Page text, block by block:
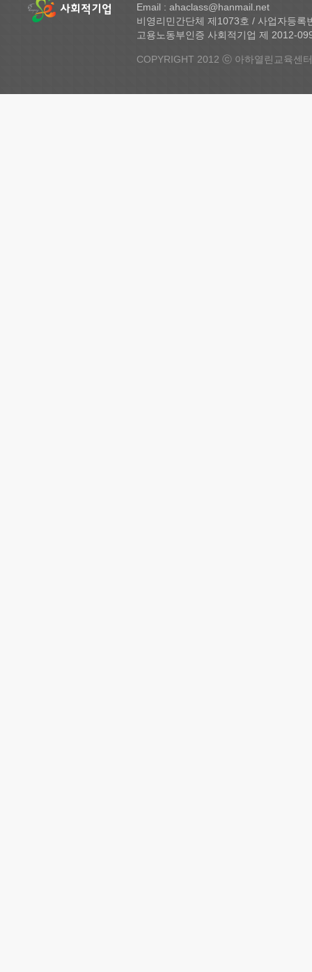
Email : ahaclass@hanmail.net
비영리민간단체 제1073호 / 사업자등록
고용노동부인증 사회적기업 제 2012-
COPYRIGHT 2012 ⓒ 아하열린교육센